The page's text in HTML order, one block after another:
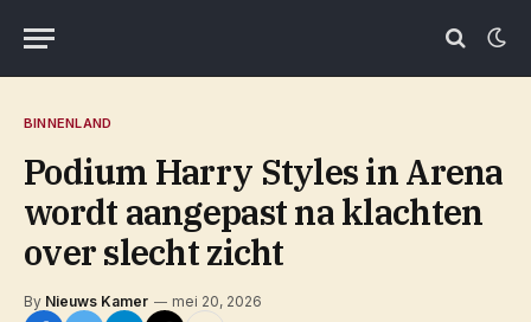
BINNENLAND
Podium Harry Styles in Arena
wordt aangepast na klachten
over slecht zicht
By Nieuws Kamer mei 20, 2026